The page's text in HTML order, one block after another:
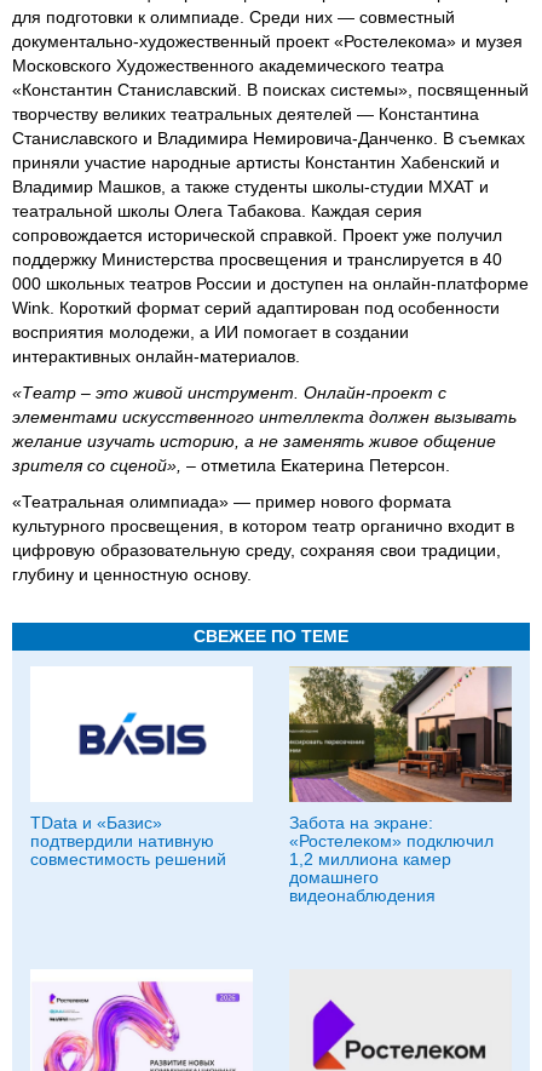
для подготовки к олимпиаде. Среди них — совместный
документально-художественный проект «Ростелекома» и музея
Московского Художественного академического театра
«Константин Станиславский. В поисках системы», посвященный
творчеству великих театральных деятелей — Константина
Станиславского и Владимира Немировича-Данченко. В съемках
приняли участие народные артисты Константин Хабенский и
Владимир Машков, а также студенты школы-студии МХАТ и
театральной школы Олега Табакова. Каждая серия
сопровождается исторической справкой. Проект уже получил
поддержку Министерства просвещения и транслируется в 40
000 школьных театров России и доступен на онлайн-платформе
Wink. Короткий формат серий адаптирован под особенности
восприятия молодежи, а ИИ помогает в создании
интерактивных онлайн-материалов.
«Театр – это живой инструмент. Онлайн-проект с
элементами искусственного интеллекта должен вызывать
желание изучать историю, а не заменять живое общение
зрителя со сценой», – отметила Екатерина Петерсон.
«Театральная олимпиада» — пример нового формата
культурного просвещения, в котором театр органично входит в
цифровую образовательную среду, сохраняя свои традиции,
глубину и ценностную основу.
СВЕЖЕЕ ПО ТЕМЕ
TData и «Базис»
подтвердили нативную
совместимость решений
Забота на экране:
«Ростелеком» подключил
1,2 миллиона камер
домашнего
видеонаблюдения